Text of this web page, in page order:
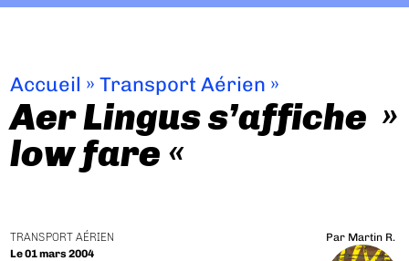
Accueil »Transport Aérien »
Aer Lingus s’affiche »
low fare «
TRANSPORT AÉRIEN
Le 01 mars 2004
Par Martin R.